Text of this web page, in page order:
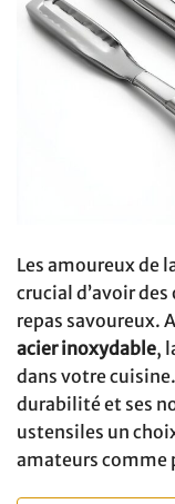
Les amoureux de
crucial d’avoir
repas savoureux.
acier inoxydable,
dans votre
durabilité et ses
ustensiles un
amateurs comme